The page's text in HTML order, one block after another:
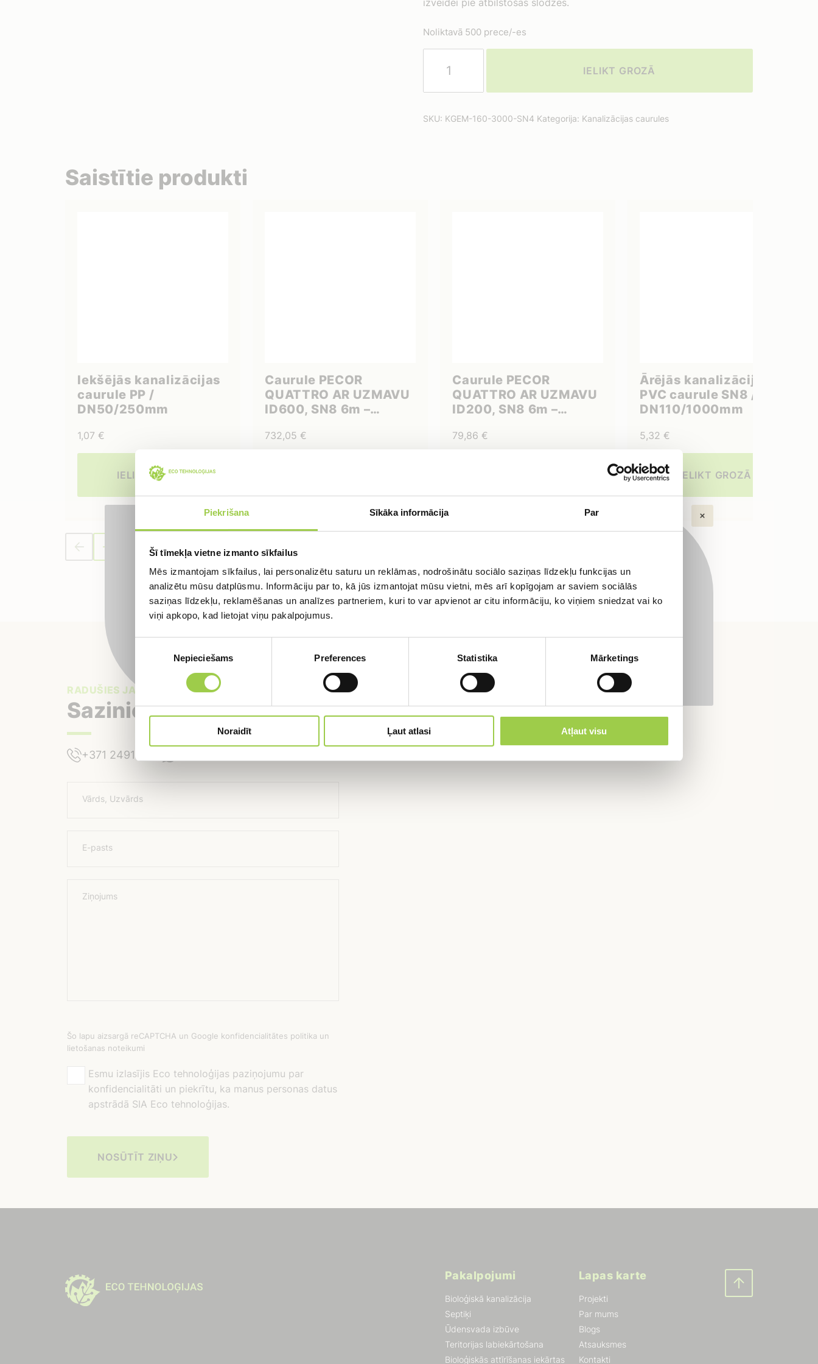
Piekrišana Sīkāka informācija Par
Šī tīmekļa vietne izmanto sīkfailus
Mēs izmantojam sīkfailus, lai personalizētu saturu un reklāmas, nodrošinātu sociālo saziņas līdzekļu funkcijas un
analizētu mūsu datplūsmu. Informāciju par to, kā jūs izmantojat mūsu vietni, mēs arī kopīgojam ar saviem sociālās
saziņas līdzekļu, reklamēšanas un analīzes partneriem, kuri to var apvienot ar citu informāciju, ko viņiem sniedzat vai ko
viņi apkopo, kad lietojat viņu pakalpojumus.
Nepieciešams Preferences Statistika Mārketings
Noraidīt Ļaut atlasi Atļaut visu
izveidei pie atbilstošas slodzes.
Noliktavā 500 prece/-es
SDR41
IELIKT GROZĀ
SKU: KGEM-160-3000-SN4 Kategorija: Kanalizācijas caurules
Saistītie produkti
Iekšējās kanalizācijas
caurule PP /
DN50/250mm
1,07€
IELIKT GROZĀ
Caurule PECOR
QUATTRO AR UZMAVU
ID600, SN8 6m –
veikalu vai objektu
732,05€
Caurule PECOR
QUATTRO AR UZMAVU
ID200, SN8 6m –
veikalu vai objektu
79,86€
Ārējās kanalizācijas
PVC caurule SN8 /
DN110/1000mm
5,32€
IELIKT GROZĀ
RADUŠIES JAUTĀJUMI?
Sazinies ar mums
+371 24918422
Vārds, Uzvārds
E-pasts
Ziņojums
Šo lapu aizsargā reCAPTCHA un Google konfidencialitātes politika un
lietošanas noteikumi
Esmu izlasījis Eco tehnoloģijas paziņojumu par
konfidencialitāti un piekrītu, ka manus personas datus
apstrādā SIA Eco tehnoloģijas.
NOSŪTĪT ZIŅU
Pakalpojumi
Bioloģiskā kanalizācija
Septiķi
Ūdensvada izbūve
Teritorijas labiekārtošana
Bioloģiskās attīrīšanas iekārtas
Lapas karte
Projekti
Par mums
Blogs
Atsauksmes
Kontakti
Pierakstieties uz bezmaksas konsultāciju!
Aizpildi formu un mēs sazināsimies ar Jums,
lai detalizēti apspriestu Jūsu pieprasījumu